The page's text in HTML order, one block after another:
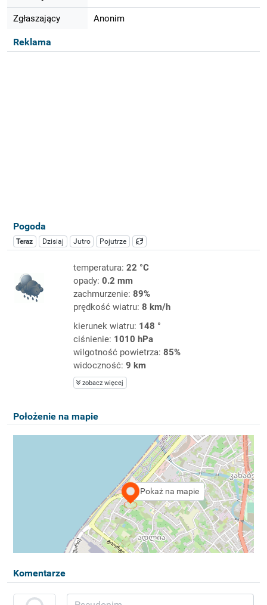
Zgłaszający Anonim
Reklama
Pogoda
Teraz Dzisiaj Jutro Pojutrze
temperatura: 22 °C
opady: 0.2 mm
zachmurzenie: 89%
prędkość wiatru: 8 km/h
kierunek wiatru: 148 °
ciśnienie: 1010 hPa
wilgotność powietrza: 85%
widoczność: 9 km
zobacz więcej
Położenie na mapie
Pokaż na mapie
Komentarze